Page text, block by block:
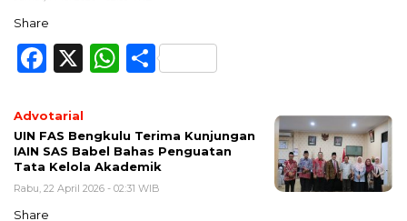
Share
Facebook
X WhatsApp
Share
Advotarial
UIN FAS Bengkulu Terima Kunjungan
IAIN SAS Babel Bahas Penguatan
Tata Kelola Akademik
Rabu, 22 April 2026 - 02:31 WIB
Share